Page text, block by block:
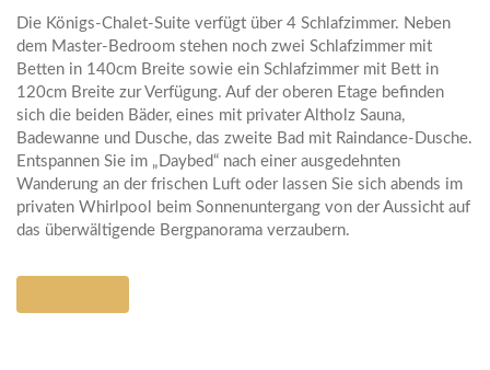
Die Königs-Chalet-Suite verfügt über 4 Schlafzimmer. Neben
dem Master-Bedroom stehen noch zwei Schlafzimmer mit
Betten in 140cm Breite sowie ein Schlafzimmer mit Bett in
120cm Breite zur Verfügung. Auf der oberen Etage befinden
sich die beiden Bäder, eines mit privater Altholz Sauna,
Badewanne und Dusche, das zweite Bad mit Raindance-Dusche.
Entspannen Sie im „Daybed“ nach einer ausgedehnten
Wanderung an der frischen Luft oder lassen Sie sich abends im
privaten Whirlpool beim Sonnenuntergang von der Aussicht auf
das überwältigende Bergpanorama verzaubern.